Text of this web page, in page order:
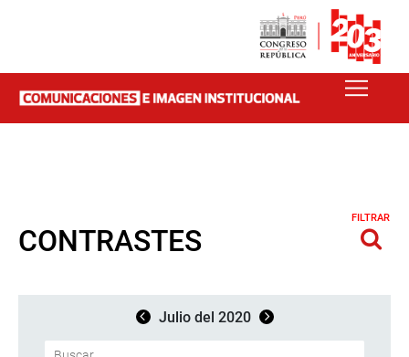
CONTRASTES
FILTRAR
Julio del 2020